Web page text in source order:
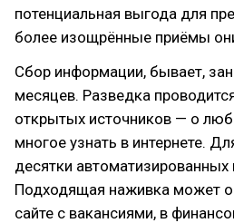
потенциальная выгода для
более изощрённые приёмы
Сбор информации, бывает,
месяцев. Разведка
открытых источников — о
многое узнать в интернете.
десятки автоматизированных
Подходящая наживка может
сайте с вакансиями, в